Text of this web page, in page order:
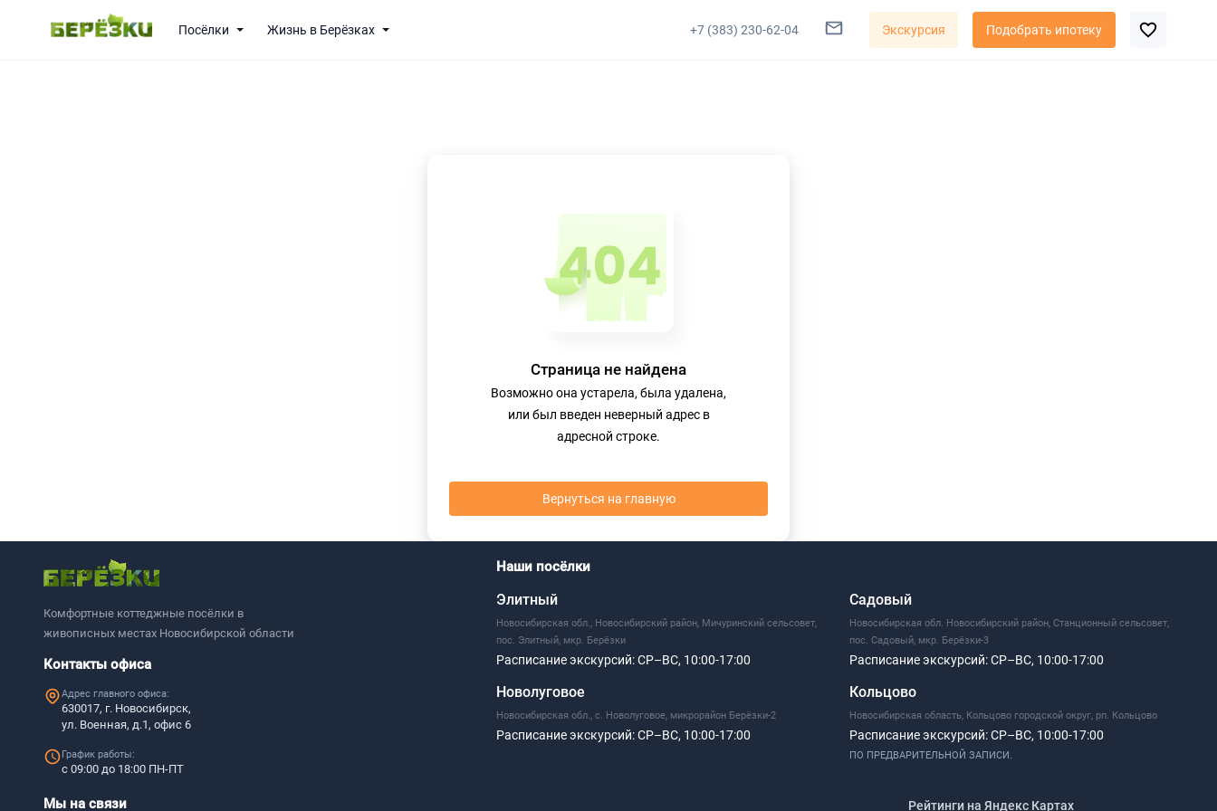
Посёлки Жизнь в Берёзках +7 (383) 230-62-04 Экскурсия Подобрать ипотеку
Страница не найдена
Возможно она устарела, была удалена,
или был введен неверный адрес в
адресной строке.
Вернуться на главную
Комфортные коттеджные посёлки в
живописных местах Новосибирской области
Контакты офиса
Адрес главного офиса:
630017, г. Новосибирск,
ул. Военная, д.1, офис 6
График работы:
с 09:00 до 18:00 ПН-ПТ
Наши посёлки
Элитный
Новосибирская обл., Новосибирский район, Мичуринский сельсовет,
пос. Элитный, мкр. Берёзки
Расписание экскурсий:СР–ВС, 10:00-17:00
Новолуговое
Новосибирская обл., с. Новолуговое, микрорайон Берёзки-2
Расписание экскурсий:СР–ВС, 10:00-17:00
Садовый
Новосибирская обл. Новосибирский район, Станционный сельсовет,
пос. Садовый, мкр. Берёзки-3
Расписание экскурсий:СР–ВС, 10:00-17:00
Кольцово
Новосибирская область, Кольцово городской округ, рп. Кольцово
Расписание экскурсий:СР–ВС, 10:00-17:00
ПО ПРЕДВАРИТЕЛЬНОЙ ЗАПИСИ.
Мы на связи
Рейтинги на Яндекс Картах